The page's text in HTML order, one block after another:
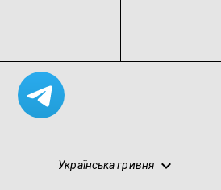
Українська гривня